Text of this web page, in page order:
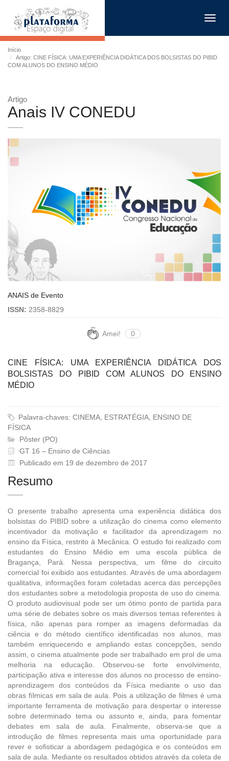
Início
Artigo: CINE FÍSICA: UMA EXPERIÊNCIA DIDÁTICA DOS BOLSISTAS DO PIBID
COM ALUNOS DO ENSINO MÉDIO
Artigo
Anais IV CONEDU
ANAIS de Evento
ISSN: 2358-8829
Amei! 0
CINE FÍSICA: UMA EXPERIÊNCIA DIDÁTICA DOS
BOLSISTAS DO PIBID COM ALUNOS DO ENSINO
MÉDIO
Palavra-chaves: CINEMA, ESTRATÉGIA, ENSINO DE
FÍSICA
Pôster (PO)
GT 16 – Ensino de Ciências
Publicado em 19 de dezembro de 2017
Resumo
O presente trabalho apresenta uma experiência didática dos
bolsistas do PIBID sobre a utilização do cinema como elemento
incentivador da motivação e facilitador da aprendizagem no
ensino da Física, restrito à Mecânica. O estudo foi realizado com
estudantes do Ensino Médio em uma escola pública de
Bragança, Pará. Nessa perspectiva, um filme do circuito
comercial foi exibido aos estudantes. Através de uma abordagem
qualitativa, informações foram coletadas acerca das percepções
dos estudantes sobre a metodologia proposta de uso do cinema.
O produto audiovisual pode ser um ótimo ponto de partida para
uma série de debates sobre os mais diversos temas referentes à
física, não apenas para romper as imagens deformadas da
ciência e do método científico identificadas nos alunos, mas
também enriquecendo e ampliando estas concepções, sendo
assim, o cinema atualmente pode ser trabalhado em prol de uma
melhoria na educação. Observou-se forte envolvimento,
participação ativa e interesse dos alunos no processo de ensino-
aprendizagem dos conteúdos da Física mediante o uso das
obras fílmicas em sala de aula. Pois a utilização de filmes é uma
importante ferramenta de motivação para despertar o interesse
sobre determinado tema ou assunto e, ainda, para fomentar
debates em sala de aula. Finalmente, observa-se que a
introdução de filmes representa mais uma oportunidade para
rever e sofisticar a abordagem pedagógica e os conteúdos em
sala de aula. Mediante os resultados obtidos através da coleta de